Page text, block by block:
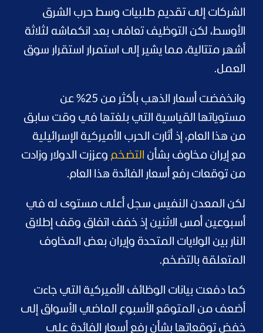
الشركات إلى تقديم طلبيات وسط حرب الشرق
الأوسط، لكن التوظيف تعافى بعد انكماشه لثلاثة
أشهر متتالية، مما يشير إلى استمرار استقرار سوق
العمل.
وانخفضت أسعار الذهب بأكثر من 25% عن
مستوياتها القياسية التي بلغتها في وقت سابق
من هذا العام، إذ أثارت الحرب الأميركية الإسرائيلية
مع إيران مخاوف بشأن التضخم وعززت الدولار وزادت
من توقعات رفع أسعار الفائدة هذا العام.
لكن المعدن النفيس سجل أعلى مستوى له في
أسبوعين أمس الاثنين إذ خفف اتفاق وقف إطلاق
النار بين الولايات المتحدة وإيران بعض المخاوف
المتعلقة بالتضخم.
كما دفعت بيانات الوظائف الأميركية التي جاءت
أضعف من المتوقع الأسبوع الماضي الأسواق إلى
خفض توقعاتها بشأن رفع أسعار الفائدة على